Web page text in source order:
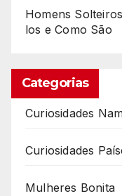
Homens
los e Como São
Categorias
Curiosidades
Curiosidades
Mulheres Bonita